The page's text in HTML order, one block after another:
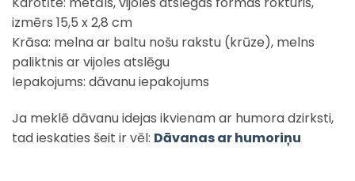
izmērs 15,5 x 2,8 cm
Krāsa: melna ar baltu nošu rakstu (krūze), melns
paliktnis ar vijoles atslēgu
Iepakojums: dāvanu iepakojums
Ja meklē dāvanu idejas ikvienam ar humora dzirksti,
tad ieskaties šeit ir vēl: Dāvanas ar humoriņu